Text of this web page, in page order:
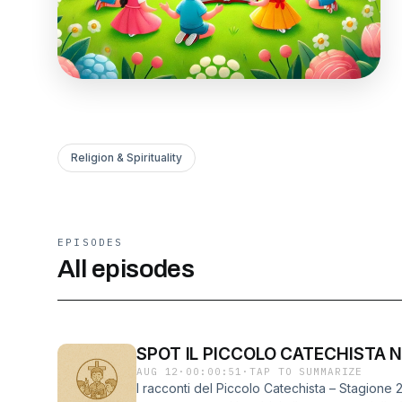
Religion & Spirituality
EPISODES
All episodes
SPOT IL PICCOLO CATECHISTA
AUG 12 · 00:00:51 ·TAP TO SUMMARIZE
I racconti del Piccolo Catechista – Stagione